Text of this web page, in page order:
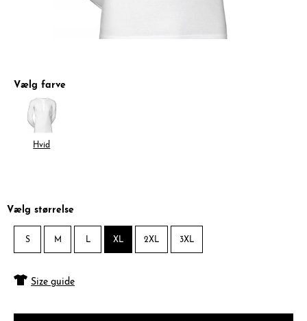
Vælg farve
Hvid
Vælg størrelse
S M L XL 2XL 3XL
Size guide